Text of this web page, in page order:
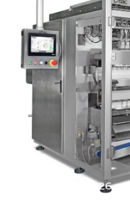
25 Maggio 2026